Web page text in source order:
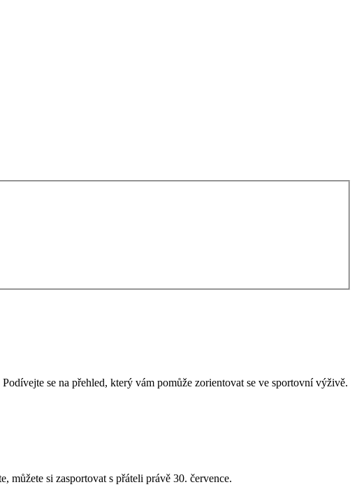
se na přehled, který vám pomůže zorientovat se ve sportovní výživě.
můžete si zasportovat s přáteli právě 30. července.